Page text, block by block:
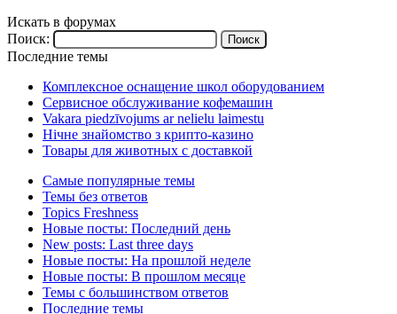
Искать в форумах
Поиск:
Последние темы
Комплексное оснащение школ оборудованием
Сервисное обслуживание кофемашин
Vakara piedzīvojums ar nelielu laimestu
Нічне знайомство з крипто-казино
Товары для животных с доставкой
Самые популярные темы
Темы без ответов
Topics Freshness
Новые посты: Последний день
New posts: Last three days
Новые посты: На прошлой неделе
Новые посты: В прошлом месяце
Темы с большинством ответов
Последние темы